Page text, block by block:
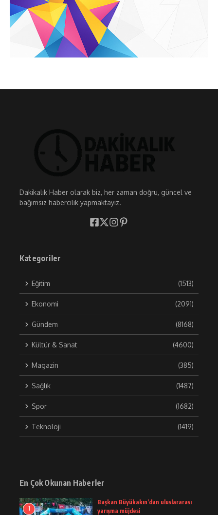
Dakikalık Haber olarak biz, her zaman doğru, güncel ve
bağımsız habercilik yapmaktayız.
Kategoriler
Eğitim (1513)
Ekonomi (2091)
Gündem (8168)
Kültür & Sanat (4600)
Magazin (385)
Sağlık (1487)
Spor (1682)
Teknoloji (1419)
En Çok Okunan Haberler
1
Başkan Büyükakın’dan uluslararası
yarışma müjdesi